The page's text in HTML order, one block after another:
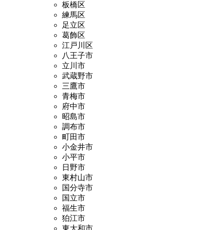
板橋区
練馬区
足立区
葛飾区
江戸川区
八王子市
立川市
武蔵野市
三鷹市
青梅市
府中市
昭島市
調布市
町田市
小金井市
小平市
日野市
東村山市
国分寺市
国立市
福生市
狛江市
東大和市